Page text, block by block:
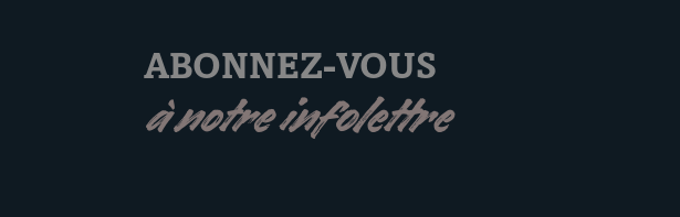
ABONNEZ-VOUS
à notre infolettre